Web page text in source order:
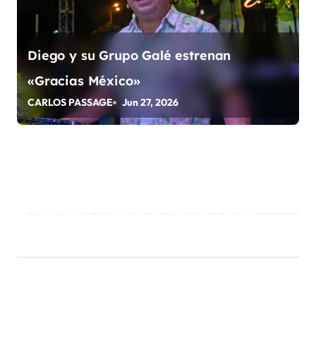
Diego y su Grupo Galé estrenan
«Gracias México»
CARLOS PASSAGE Jun 27, 2026